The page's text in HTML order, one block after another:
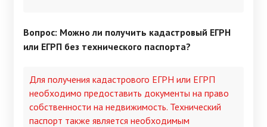
Вопрос: Можно ли получить кадастровый ЕГРН
или ЕГРП без технического паспорта?
Для получения кадастрового ЕГРН или ЕГРП
необходимо предоставить документы на право
собственности на недвижимость. Технический
паспорт также является необходимым